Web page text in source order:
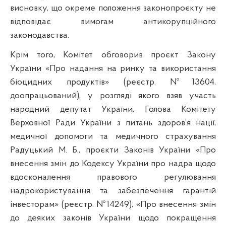
висновку, що окреме положення законопроєкту не
відповідає вимогам антикорупційного
законодавства.
Крім того, Комітет обговорив проєкт Закону
України «Про надання на ринку та використання
біоцидних продуктів» (реєстр. №13604,
доопрацьований), у розгляді якого взяв участь
народний депутат України, Голова Комітету
Верховної Ради України з питань здоров’я нації,
медичної допомоги та медичного страхування
Радуцький М. Б., проєкти Законів України «Про
внесення змін до Кодексу України про надра щодо
вдосконалення правового регулювання
надрокористування та забезпечення гарантій
інвесторам» (реєстр. №14249), «Про внесення змін
до деяких законів України щодо покращення